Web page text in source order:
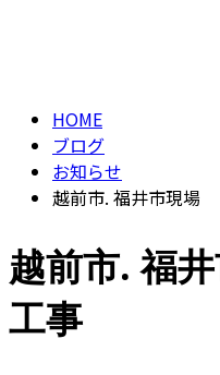
HOME
ブログ
お知らせ
越前市. 福井市現場
越前市. 福
工事